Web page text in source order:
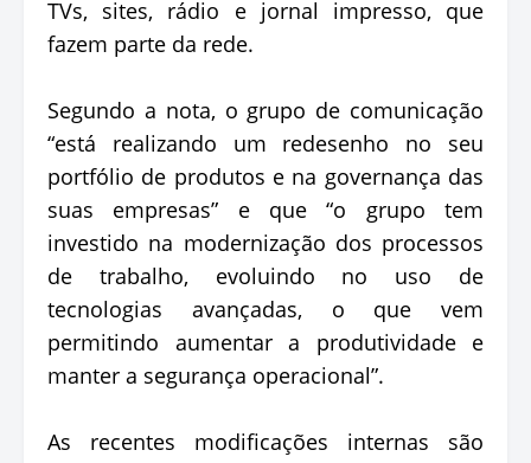
TVs, sites, rádio e jornal impresso, que
fazem parte da rede.
Segundo a nota, o grupo de comunicação
“está realizando um redesenho no seu
portfólio de produtos e na governança das
suas empresas” e que “o grupo tem
investido na modernização dos processos
de trabalho, evoluindo no uso de
tecnologias avançadas, o que vem
permitindo aumentar a produtividade e
manter a segurança operacional”.
As recentes modificações internas são